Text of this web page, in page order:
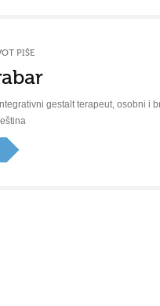
PIŠE
gestalt terapeut, osobni i